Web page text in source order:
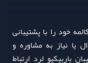
خود را با پشتیبانی
یا نیاز به مشاوره و
باربیکیو لرد ارتباط